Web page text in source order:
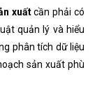
xuấtcần phải có
quản lý và hiểu
phân tích dữ liệu
sản xuất phù